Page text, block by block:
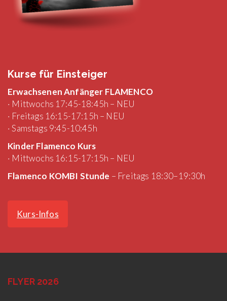
Kurse für Einsteiger
Erwachsenen Anfänger FLAMENCO
· Mittwochs 17:45-18:45h – NEU
· Freitags 16:15-17:15h – NEU
· Samstags 9:45-10:45h
Kinder Flamenco Kurs
· Mittwochs 16:15-17:15h – NEU
Flamenco KOMBI Stunde – Freitags 18:30–19:30h
Kurs-Infos
FLYER 2026